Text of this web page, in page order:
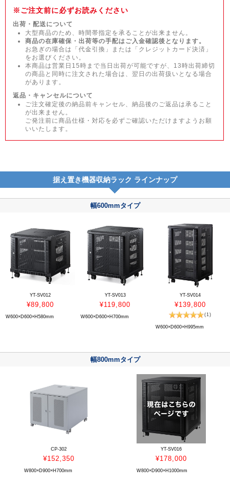
※ご注文前に必ずお読みください
出荷・配送について
大型商品のため、時間帯指定を承ることが出来ません。
商品の在庫確保・出荷等の手配はご入金確認後となります。
お急ぎの場合は「代金引換」または「クレジットカード決済」
をお選びください。
本商品は営業日15時まで当日出荷が可能ですが、13時出荷締切
の商品と同時に注文された場合は、翌日の出荷扱いとなる場合
があります。
返品・キャンセルについて
ご注文確定後の納品前キャンセル、納品後のご返品は承ること
が出来ません。
ご発注前に商品仕様・対応を必ずご確認いただけますようお願
いいたします。
据え置き機器収納ラック ラインナップ
幅600mmタイプ
YT-SV012
¥89,800
W600×D600×H580mm
YT-SV013
¥119,800
W600×D600×H700mm
YT-SV014
¥139,800
(1)
W600×D600×H995mm
幅800mmタイプ
CP-302
¥152,350
W800×D900×H700mm
YT-SV016
¥178,000
W800×D900×H1000mm